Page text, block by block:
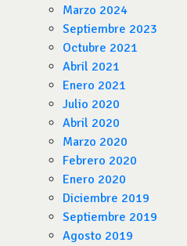
Marzo 2024
Septiembre 2023
Octubre 2021
Abril 2021
Enero 2021
Julio 2020
Abril 2020
Marzo 2020
Febrero 2020
Enero 2020
Diciembre 2019
Septiembre 2019
Agosto 2019